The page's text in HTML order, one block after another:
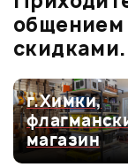
Оценка5
Оценка4
Оценка3
общением
скидками.
г.Химки,
магазин